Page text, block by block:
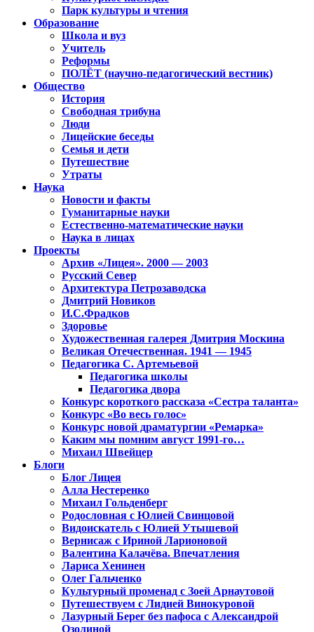
Парк культуры и чтения
Образование
Школа и вуз
Учитель
Реформы
ПОЛЁТ (научно-педагогический вестник)
Общество
История
Свободная трибуна
Люди
Лицейские беседы
Семья и дети
Путешествие
Утраты
Наука
Новости и факты
Гуманитарные науки
Естественно-математические науки
Наука в лицах
Проекты
Архив «Лицея». 2000 — 2003
Русский Север
Архитектура Петрозаводска
Дмитрий Новиков
И.С.Фрадков
Здоровье
Художественная галерея Дмитрия Москина
Великая Отечественная. 1941 — 1945
Педагогика С. Артемьевой
Педагогика школы
Педагогика двора
Конкурс короткого рассказа «Сестра таланта»
Конкурс «Во весь голос»
Конкурс новой драматургии «Ремарка»
Каким мы помним август 1991-го…
Михаил Швейцер
Блоги
Блог Лицея
Алла Нестеренко
Михаил Гольденберг
Родословная с Юлией Свинцовой
Видоискатель с Юлией Утышевой
Вернисаж с Ириной Ларионовой
Валентина Калачёва. Впечатления
Лариса Хенинен
Олег Гальченко
Культурный променад с Зоей Арнаутовой
Путешествуем с Лидией Винокуровой
Лазурный Берег без пафоса с Александрой
Озолиной